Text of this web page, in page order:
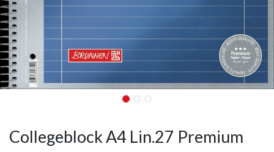
Collegeblock A4 Lin.27 Premium